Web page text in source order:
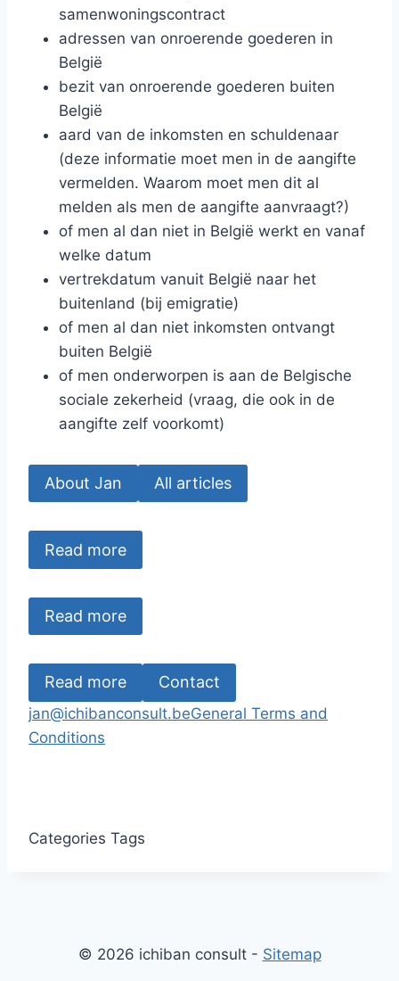
samenwoningscontract
adressen van onroerende goederen in
België
bezit van onroerende goederen buiten
België
aard van de inkomsten en schuldenaar
(deze informatie moet men in de aangifte
vermelden. Waarom moet men dit al
melden als men de aangifte aanvraagt?)
of men al dan niet in België werkt en vanaf
welke datum
vertrekdatum vanuit België naar het
buitenland (bij emigratie)
of men al dan niet inkomsten ontvangt
buiten België
of men onderworpen is aan de Belgische
sociale zekerheid (vraag, die ook in de
aangifte zelf voorkomt)
About Jan All articles
Read more
Read more
Read more Contact
jan@ichibanconsult.beGeneral Terms and
Conditions
Categories Tags
© 2026 ichiban consult - Sitemap